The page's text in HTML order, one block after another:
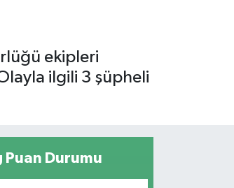
ekipleri
ilgili 3 şüpheli
Puan Durumu